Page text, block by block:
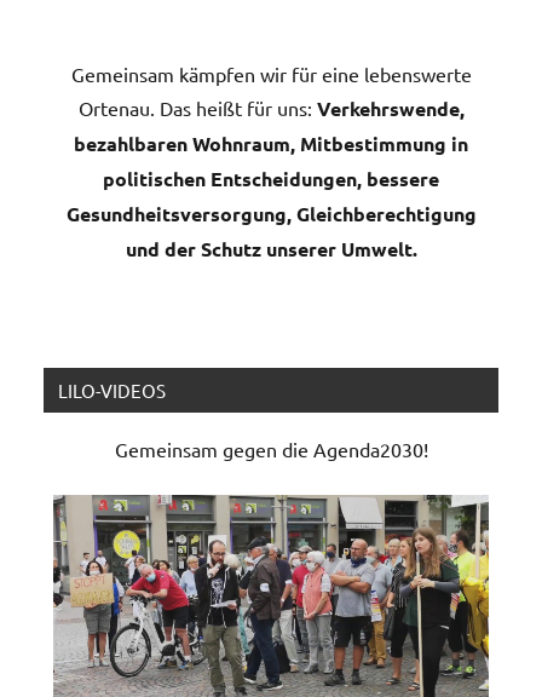
Gemeinsam kämpfen wir für eine lebenswerte
Ortenau. Das heißt für uns: Verkehrswende,
bezahlbaren Wohnraum, Mitbestimmung in
politischen Entscheidungen, bessere
Gesundheitsversorgung, Gleichberechtigung
und der Schutz unserer Umwelt.
LILO-VIDEOS
Gemeinsam gegen die Agenda2030!